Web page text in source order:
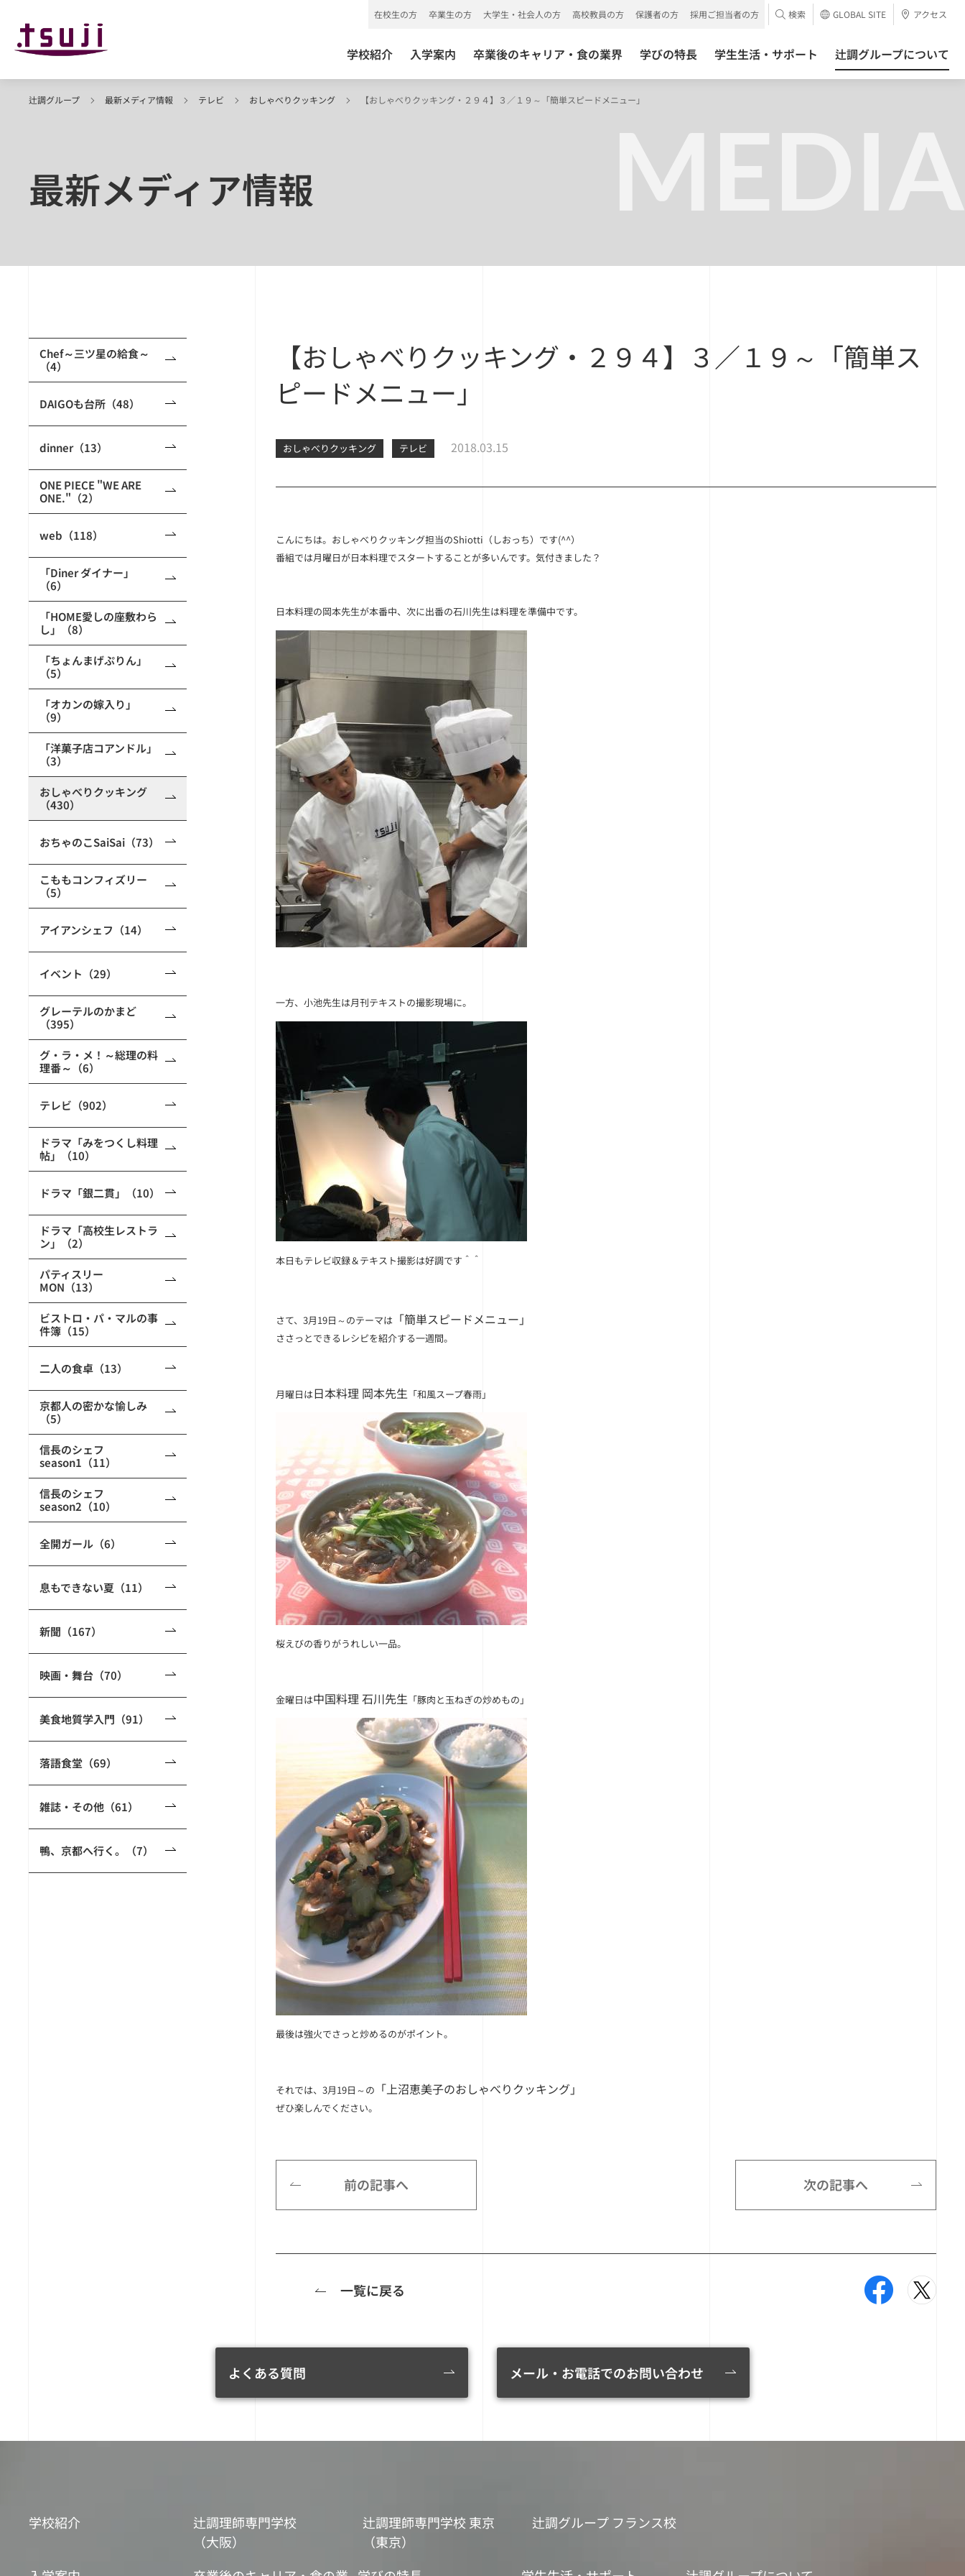
学校紹介 入学案内 卒業後のキャリア・食の業界 学びの特長 学生生活・サポート 辻調グループについて
在校生の方 卒業生の方 大学生・社会人の方 高校教員の方 保護者の方 採用ご担当者の方 検索 GLOBAL SITE アクセス
MEDIA
辻調グループ 最新メディア情報 テレビ おしゃべりクッキング 【おしゃべりクッキング・２９４】３／１９～「簡単スピードメニュー」
最新メディア情報
Chef～三ツ星の給食～
（4）
DAIGOも台所（48）
dinner（13）
ONE PIECE "WE ARE
ONE."（2）
web（118）
「Diner ダイナー」
（6）
「HOME愛しの座敷わら
し」（8）
「ちょんまげぷりん」
（5）
「オカンの嫁入り」
（9）
「洋菓子店コアンドル」
（3）
おしゃべりクッキング
（430）
おちゃのこSaiSai（73）
こももコンフィズリー
（5）
アイアンシェフ（14）
イベント（29）
グレーテルのかまど
（395）
グ・ラ・メ！～総理の料
理番～（6）
テレビ（902）
ドラマ「みをつくし料理
帖」（10）
ドラマ「銀二貫」（10）
ドラマ「高校生レストラ
ン」（2）
パティスリー
MON（13）
ビストロ・パ・マルの事
件簿（15）
二人の食卓（13）
京都人の密かな愉しみ
（5）
信長のシェフ
season1（11）
信長のシェフ
season2（10）
全開ガール（6）
息もできない夏（11）
新聞（167）
映画・舞台（70）
美食地質学入門（91）
落語食堂（69）
雑誌・その他（61）
鴨、京都へ行く。（7）
【おしゃべりクッキング・２９４】３／１９～「簡単ス
ピードメニュー」
おしゃべりクッキング テレビ 2018.03.15
こんにちは。おしゃべりクッキング担当のShiotti （しおっち）です(^^）
番組では月曜日が日本料理でスタートすることが多いんです。気付きました？
日本料理の岡本先生が本番中、次に出番の石川先生は料理を準備中です。
一方、小池先生は月刊テキストの撮影現場に。
本日もテレビ収録＆テキスト撮影は好調です＾＾
さて、3月19日～のテーマは 「簡単スピードメニュー」
ささっとできるレシピを紹介する一週間。
月曜日は日本料理 岡本先生 「和風スープ春雨」
桜えびの香りがうれしい一品。
金曜日は中国料理 石川先生 「豚肉と玉ねぎの炒めもの」
最後は強火でさっと炒めるのがポイント。
それでは、3月19日～の 「上沼恵美子のおしゃべりクッキング」
ぜひ楽しんでください。
前の記事へ 次の記事へ
一覧に戻る
よくある質問 メール・お電話でのお問い合わせ
学校紹介
辻調理師専門学校
（大阪）
辻調理師専門学校 東京
（東京）
辻調グループ フランス校